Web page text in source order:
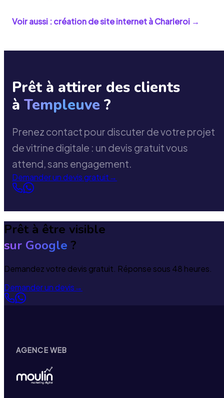
Voir aussi : création de site internet àCharleroi →
Prêt à attirer des clients
à Templeuve ?
Prenez contact pour discuter de votre projet
de vitrine digitale : un devis gratuit vous
attend, sans engagement.
Demander un devis gratuit→
Prêt à être visible
sur Google ?
Demandez votre devis gratuit. Réponse sous 48 heures.
Demander un devis→
AGENCE WEB